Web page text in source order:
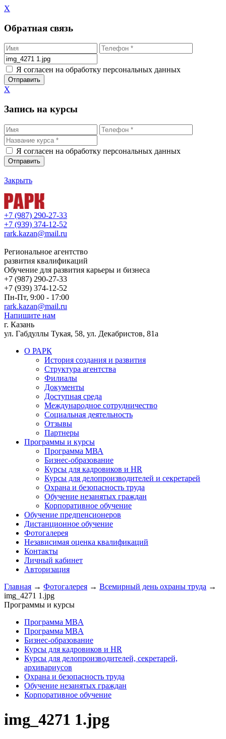
X
Обратная связь
Я согласен на обработку персональных данных
X
Запись на курсы
Я согласен на обработку персональных данных
Закрыть
+7 (987) 290-27-33
+7 (939) 374-12-52
rark.kazan@mail.ru
Региональное агентство
развития квалификаций
Обучение для развития карьеры и бизнеса
+7 (987) 290-27-33
+7 (939) 374-12-52
Пн-Пт, 9:00 - 17:00
rark.kazan@mail.ru
Напишите нам
г. Казань
ул. Габдуллы Тукая, 58, ул. Декабристов, 81а
О РАРК
История создания и развития
Структура агентства
Филиалы
Документы
Доступная среда
Международное сотрудничество
Социальная деятельность
Отзывы
Партнеры
Программы и курсы
Программа МВА
Бизнес-образование
Курсы для кадровиков и HR
Курсы для делопроизводителей и секретарей
Охрана и безопасность труда
Обучение незанятых граждан
Корпоративное обучение
Обучение предпенсионеров
Дистанционное обучение
Фотогалерея
Независимая оценка квалификаций
Контакты
Личный кабинет
Авторизация
Главная → Фотогалерея → Всемирный день охраны труда →
img_4271 1.jpg
Программы и курсы
Программа MBA
Программа MBA
Бизнес-образование
Курсы для кадровиков и HR
Курсы для делопроизводителей, секретарей,
архивариусов
Охрана и безопасность труда
Обучение незанятых граждан
Корпоративное обучение
img_4271 1.jpg